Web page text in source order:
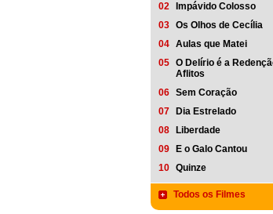
02
Impávido Colosso
03 Os Olhos de Cecília
04 Aulas que Matei
05 O Delírio é a
Aflitos
06 Sem Coração
07
Dia Estrelado
08
Liberdade
09
E o Galo Cantou
10 Quinze
Todos os Filmes